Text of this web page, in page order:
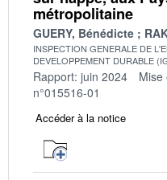
métropolitaine
GUERY, Bénédicte
INSPECTION GENERALE DE
DEVELOPPEMENT DURABLE
Rapport: juin 2024 Mise
n°015516-01
Accéder à la notice